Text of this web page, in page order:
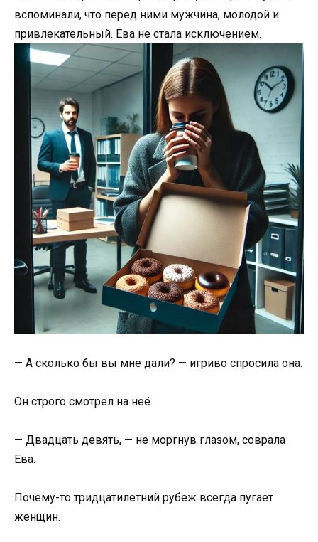
вспоминали, что перед ними мужчина, молодой и
привлекательный. Ева не стала исключением.
— А сколько бы вы мне дали? — игриво спросила она.
Он строго смотрел на неё.
— Двадцать девять, — не моргнув глазом, соврала
Ева.
Почему-то тридцатилетний рубеж всегда пугает
женщин.